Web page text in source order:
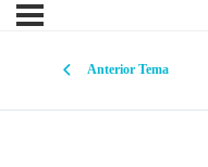
Anterior Tema